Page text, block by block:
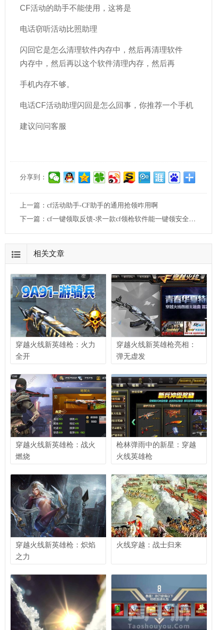
CF活动的助手不能使用，这将是
电话窃听活动比照助理
闪回它是怎么清理软件内存中，然后再清理软件
内存中，然后再以这个软件清理内存，然后再
手机内存不够。
电话CF活动助理闪回是怎么回事，你推荐一个手机
建议问问客服
分享到：
上一篇： cf活动助手-CF助手的通用抢领咋用啊
下一篇： cf一键领取反馈-求一款cf领枪软件能一键领安全盾有减刑功能的软件
相关文章
穿越火线新英雄枪：火力
全开
穿越火线新英雄枪亮相：
弹无虚发
穿越火线新英雄枪：战火
燃烧
枪林弹雨中的新星：穿越
火线英雄枪
穿越火线新英雄枪：炽焰
之力
火线穿越：战士归来